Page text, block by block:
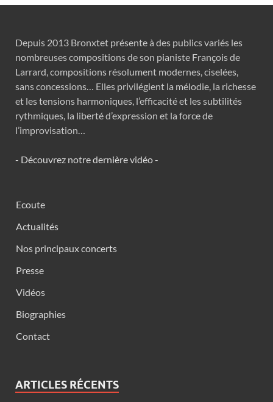
Depuis 2013 Bronxtet présente à des publics variés les
nombreuses compositions de son pianiste François de
Larrard, compositions résolument modernes, ciselées,
sans concessions… Elles privilégient la mélodie, la richesse
et les tensions harmoniques, l’efficacité et les subtilités
rythmiques, la liberté d’expression et la force de
l’improvisation…
- Découvrez notre dernière vidéo -
Ecoute
Actualités
Nos principaux concerts
Presse
Vidéos
Biographies
Contact
ARTICLES RÉCENTS